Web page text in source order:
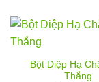
Bột Diệp Hạ
Thắng